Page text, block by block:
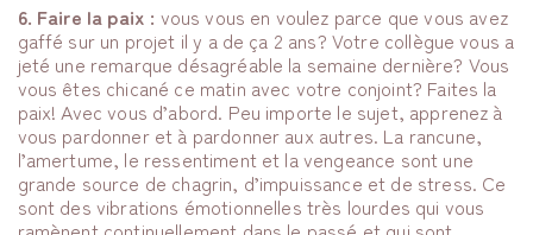
6. Faire la paix : vous vous en voulez parce que vous avez
gaffé sur un projet il y a de ça 2 ans? Votre collègue vous a
jeté une remarque désagréable la semaine dernière? Vous
vous êtes chicané ce matin avec votre conjoint? Faites la
paix! Avec vous d’abord. Peu importe le sujet, apprenez à
vous pardonner et à pardonner aux autres. La rancune,
l’amertume, le ressentiment et la vengeance sont une
grande source de chagrin, d’impuissance et de stress. Ce
sont des vibrations émotionnelles très lourdes qui vous